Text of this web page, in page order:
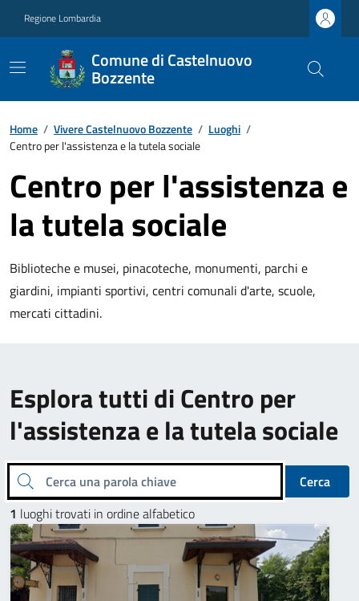
Regione Lombardia
Comune di Castelnuovo
Bozzente
Home / Vivere Castelnuovo Bozzente / Luoghi /
Centro per l'assistenza e la tutela sociale
Centro per l'assistenza e
la tutela sociale
Biblioteche e musei, pinacoteche, monumenti, parchi e
giardini, impianti sportivi, centri comunali d'arte, scuole,
mercati cittadini.
Esplora tutti di Centro per
l'assistenza e la tutela sociale
Cerca una parola chiave
Cerca
1 luoghi trovati in ordine alfabetico